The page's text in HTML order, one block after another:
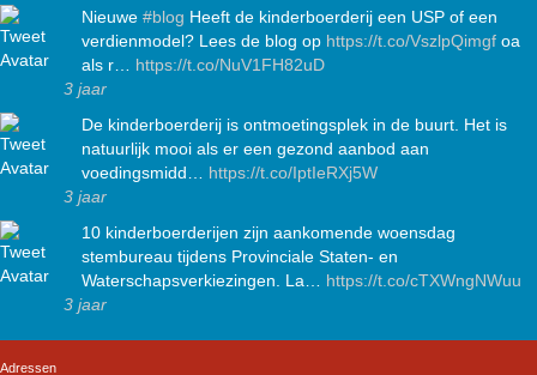
Nieuwe #blog Heeft de kinderboerderij een USP of een
verdienmodel? Lees de blog op https://t.co/VszlpQimgf oa
als r… https://t.co/NuV1FH82uD
3 jaar
De kinderboerderij is ontmoetingsplek in de buurt. Het is
natuurlijk mooi als er een gezond aanbod aan
voedingsmidd… https://t.co/IptIeRXj5W
3 jaar
10 kinderboerderijen zijn aankomende woensdag
stembureau tijdens Provinciale Staten- en
Waterschapsverkiezingen. La… https://t.co/cTXWngNWuu
3 jaar
Adressen